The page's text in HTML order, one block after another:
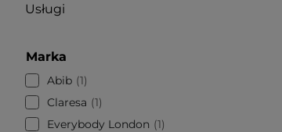
Usługi
Marka
Abib 1
Claresa
1
Everybody London
1